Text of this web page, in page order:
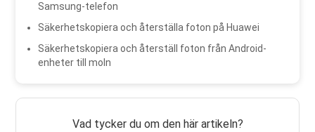
Samsung-telefon
Säkerhetskopiera och återställa foton på Huawei
Säkerhetskopiera och återställ foton från Android-
enheter till moln
Vad tycker du om den här artikeln?